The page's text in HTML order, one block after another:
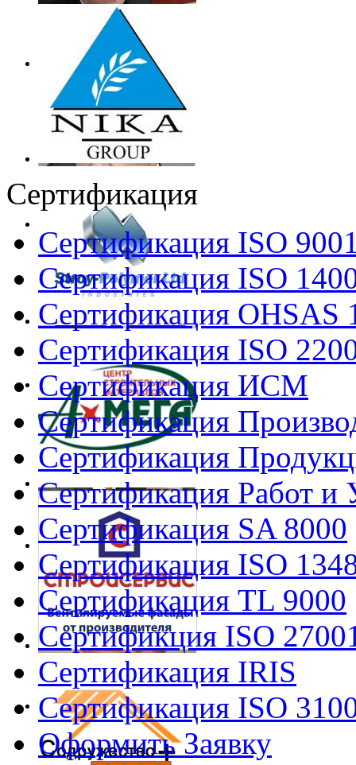
Сертификация
Сертификация ISO
Сертификация ISO
Сертификация OHSAS
Сертификация ISO
Сертификация ИСМ
Сертификация
Сертификация
Сертификация Работ и
Сертификация SA 8000
Сертификация ISO
Сертификация TL 9000
Сертификция ISO
Сертификация IRIS
Сертификация ISO
Оформить Заявку